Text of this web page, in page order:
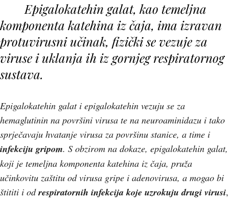
Epigalokatehin galat, kao temeljna
komponenta katehina iz čaja, ima izravan
protuvirusni učinak, fizički se vezuje za
viruse i uklanja ih iz gornjeg respiratornog
sustava.
Epigalokatehin galat i epigalokatehin vezuju se za
hemaglutinin na površini virusa te na neuroaminidazu i tako
sprječavaju hvatanje virusa za površinu stanice, a time i
infekciju gripom. S obzirom na dokaze, epigalokatehin galat,
koji je temeljna komponenta katehina iz čaja, pruža
učinkovitu zaštitu od virusa gripe i adenovirusa, a mogao bi
štititi i odrespiratornih infekcija koje uzrokuju drugi virusi,